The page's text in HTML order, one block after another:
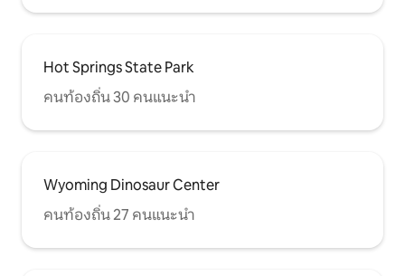
Hot Springs State Park
คนท้องถิ่น 30 คนแนะนำ
Wyoming Dinosaur Center
คนท้องถิ่น 27 คนแนะนำ